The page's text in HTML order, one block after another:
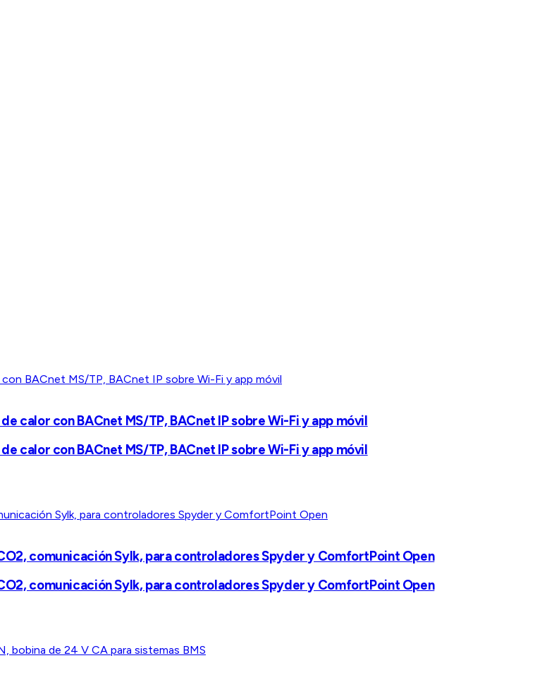
con BACnet MS/TP, BACnet IP sobre Wi-Fi y app móvil
con BACnet MS/TP, BACnet IP sobre Wi-Fi y app móvil
comunicación Sylk, para controladores Spyder y ComfortPoint Open
comunicación Sylk, para controladores Spyder y ComfortPoint Open